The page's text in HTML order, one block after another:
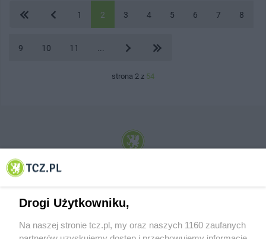
1 2 3 4 5 6 7 8
9 10 11
strona 2 z 54
© 2001-2026 Tczew - TCZ.PL Sp. z o.o. Internetowy Serwis Informacyjny Miasta
Drogi Użytkowniku,
Na naszej stronie tcz.pl, my oraz naszych 1160 zaufanych